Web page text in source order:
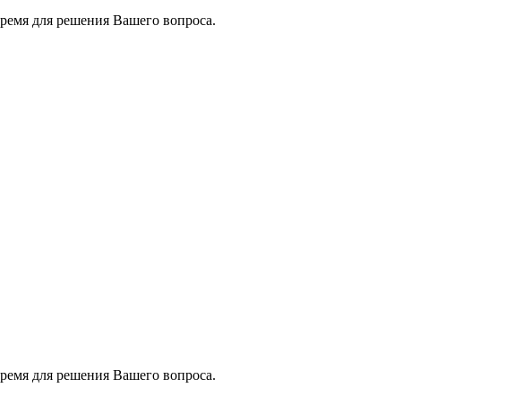
для решения Вашего вопроса.
для решения Вашего вопроса.